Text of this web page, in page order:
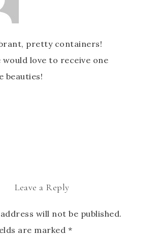
pretty containers!
would love to receive one
beauties!
Leave a Reply
will not be published.
are marked *